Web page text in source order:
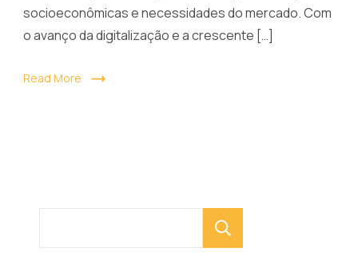
socioeconômicas e necessidades do mercado. Com
o avanço da digitalização e a crescente […]
Read More